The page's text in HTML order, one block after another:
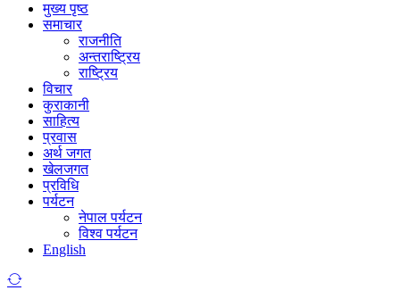
मुख्य पृष्ठ
समाचार
राजनीति
अन्तराष्ट्रिय
राष्ट्रिय
विचार
कुराकानी
साहित्य
प्रवास
अर्थ जगत
खेलजगत
प्रविधि
पर्यटन
नेपाल पर्यटन
विश्व पर्यटन
English